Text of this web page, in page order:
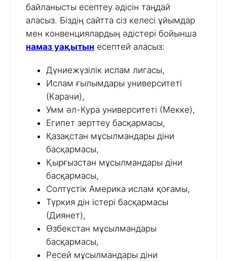
байланысты есептеу әдісін таңдай
аласыз. Біздің сайтта сіз келесі ұйымдар
мен конвенциялардың әдістері бойынша
намаз уақытын есептей аласыз:
Дүниежүзілік ислам лигасы,
Ислам ғылымдары университеті
(Карачи),
Умм әл-Кура университеті (Мекке),
Египет зерттеу басқармасы,
Қазақстан мұсылмандары діни
басқармасы,
Қырғызстан мұсылмандары діни
басқармасы,
Солтүстік Америка ислам қоғамы,
Түркия дін істері басқармасы
(Диянет),
Өзбекстан мұсылмандары
басқармасы,
Ресей мұсылмандары діни